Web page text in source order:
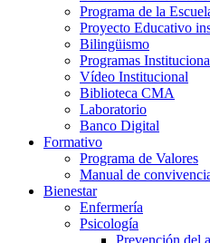
Programa de la
Proyecto Educativo
Bilingüismo
Programas
Vídeo Institucional
Biblioteca CMA
Laboratorio
Banco Digital
Formativo
Programa de Valores
Manual de
Bienestar
Enfermería
Psicología
Prevención del